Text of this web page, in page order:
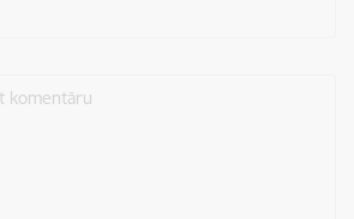
komentāru